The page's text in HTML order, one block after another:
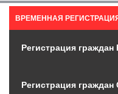
ВРЕМЕННАЯ РЕГИСТРАЦИЯ
Регистрация граждан
Регистрация граждан